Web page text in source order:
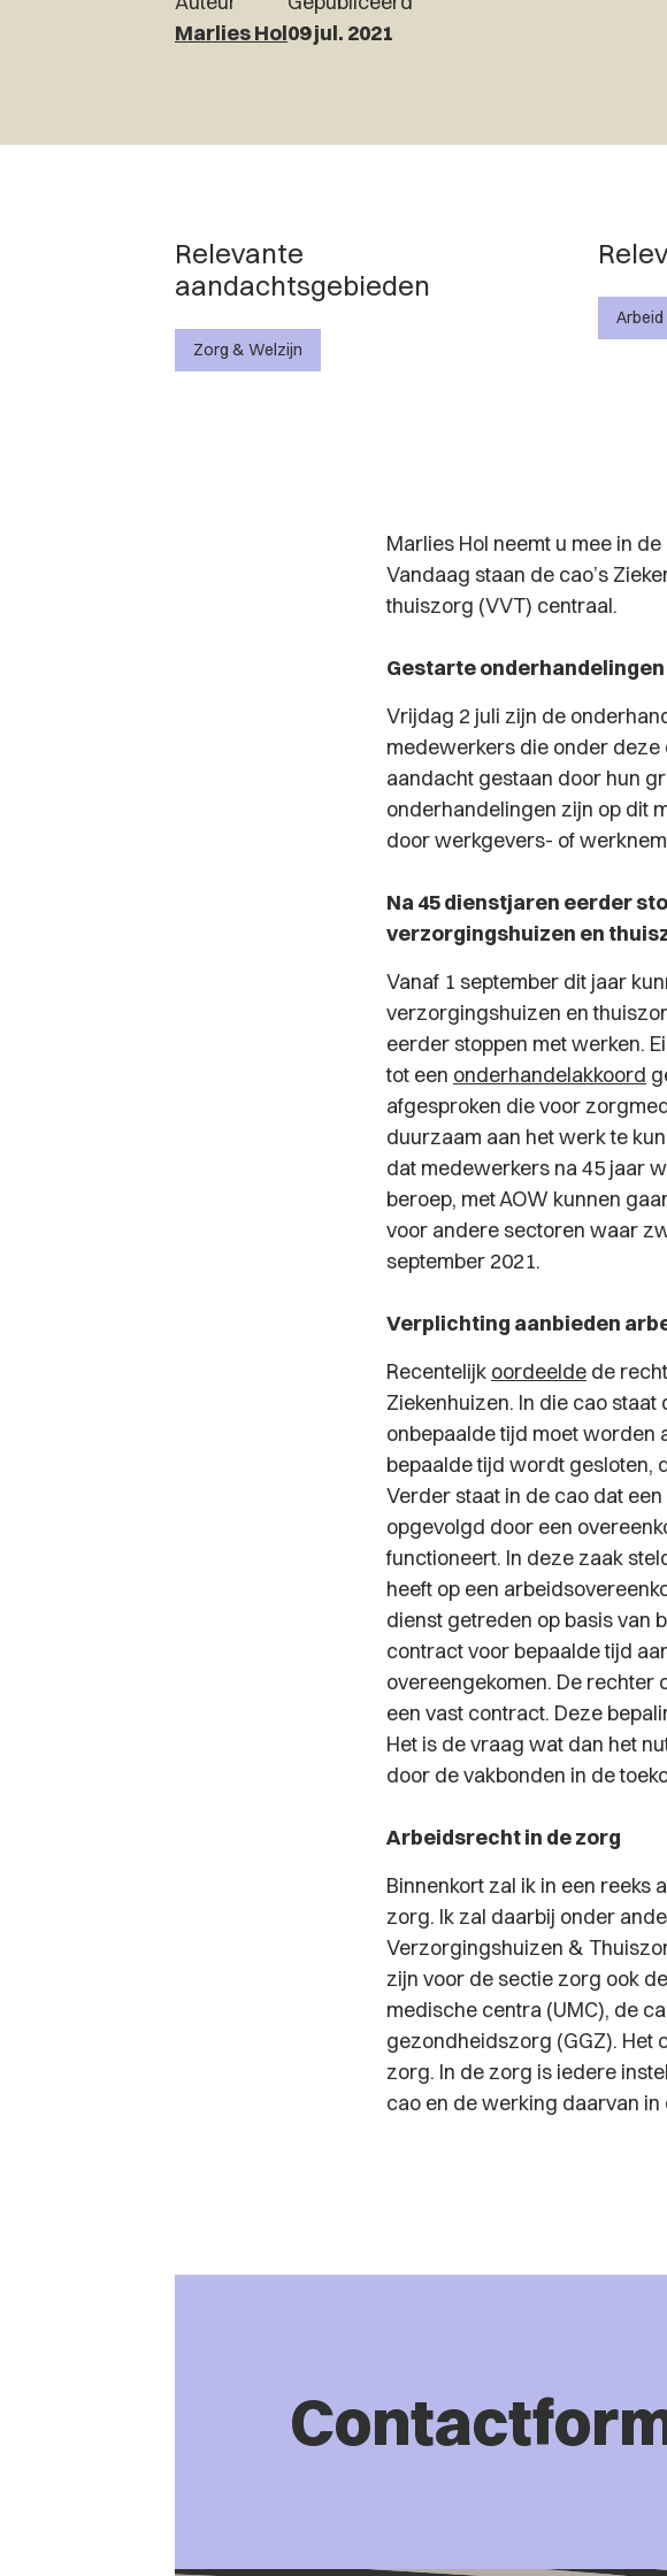
Marlies Hol09 jul. 2021
Relevante
aandachtsgebieden
Zorg & Welzijn
Marlies Hol neemt u mee in
Vandaag staan de cao’s
thuiszorg (VVT) centraal.
Gestarte
Vrijdag 2 juli zijn de
medewerkers die onder deze
aandacht gestaan door hun
onderhandelingen zijn op dit
door werkgevers- of
Na 45 dienstjaren eerder
verzorgingshuizen en
Vanaf 1 september dit jaar
verzorgingshuizen en
eerder stoppen met werken.
tot een onderhandelakkoord
afgesproken die voor
duurzaam aan het werk te
dat medewerkers na 45 jaar
beroep, met AOW kunnen
voor andere sectoren waar
september 2021.
Verplichting aanbieden
Recentelijk oordeelde de
Ziekenhuizen. In die cao staat
onbepaalde tijd moet worden
bepaalde tijd wordt gesloten,
Verder staat in de cao dat
opgevolgd door een
functioneert. In deze zaak
heeft op een
dienst getreden op basis van
contract voor bepaalde tijd
overeengekomen. De
een vast contract. Deze
Het is de vraag wat dan het
door de vakbonden in de
Arbeidsrecht in de zorg
Binnenkort zal ik in een reeks
zorg. Ik zal daarbij onder
Verzorgingshuizen &
zijn voor de sectie zorg ook
medische centra (UMC), de
gezondheidszorg (GGZ). Het
zorg. In de zorg is iedere
cao en de werking daarvan